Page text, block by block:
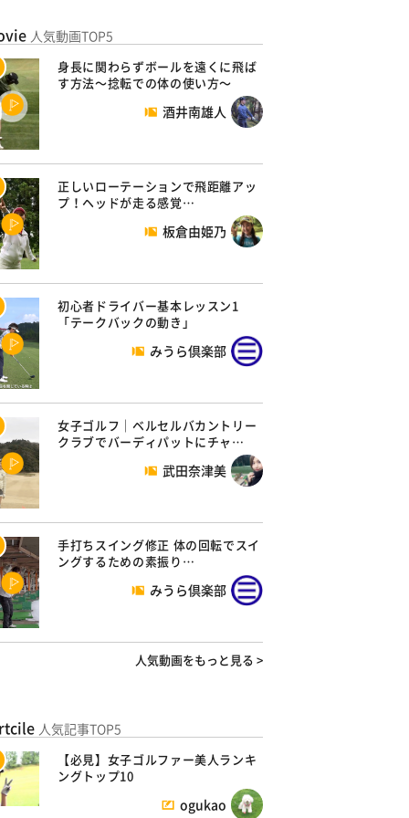
人気動画TOP5
身長に関わらずボールを遠くに飛ば
す方法～捻転での体の使い方～
酒井南雄人
正しいローテーションで飛距離アッ
プ！ヘッドが走る感覚…
板倉由姫乃
初心者ドライバー基本レッスン1
「テークバックの動き」
みうら倶楽部
女子ゴルフ｜ベルセルバカントリー
クラブでバーディパットにチャ…
武田奈津美
手打ちスイング修正 体の回転でスイ
ングするための素振り…
みうら倶楽部
人気動画をもっと見る >
人気記事TOP5
【必見】女子ゴルファー美人ランキ
ングトップ10
ogukao